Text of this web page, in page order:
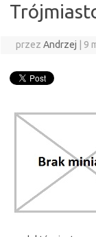
przez Andrzej 9